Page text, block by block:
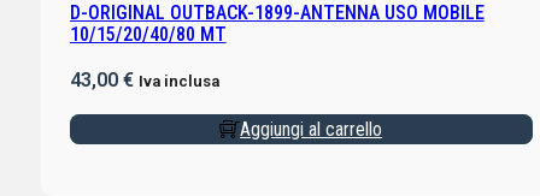
D-ORIGINAL OUTBACK-1899-ANTENNA USO MOBILE
10/15/20/40/80 MT
43,00 € Iva inclusa
Aggiungi al carrello